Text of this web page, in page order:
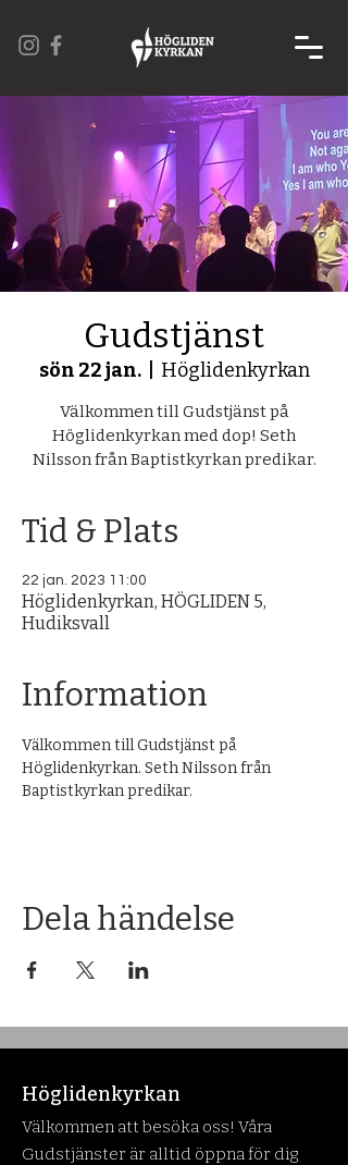
Gudstjänst
sön 22 jan.
  |
Höglidenkyrkan
Välkommen till Gudstjänst på
Höglidenkyrkan med dop! Seth
Nilsson från Baptistkyrkan predikar.
Tid & Plats
22 jan. 2023 11:00
Höglidenkyrkan, HÖGLIDEN 5,
Hudiksvall
Information
Välkommen till Gudstjänst på
Höglidenkyrkan. Seth Nilsson från
Baptistkyrkan predikar.
Dela händelse
Höglidenkyrkan
Välkommen att besöka oss! Våra
Gudstjänster är alltid öppna för dig